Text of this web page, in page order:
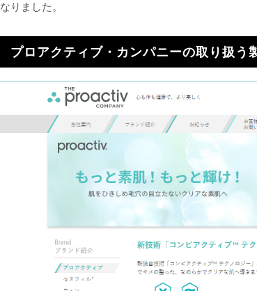
なりました。
プロアクティブ・カンパニーの取り扱う